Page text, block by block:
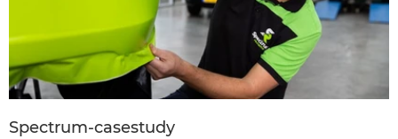
Spectrum-casestudy